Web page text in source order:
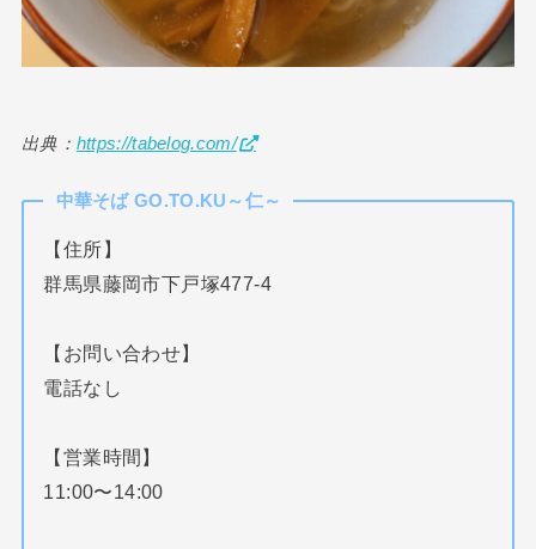
出典： https://tabelog.com/
中華そば GO.TO.KU～仁～
【住所】
群馬県藤岡市下戸塚477-4
【お問い合わせ】
電話なし
【営業時間】
11:00〜14:00